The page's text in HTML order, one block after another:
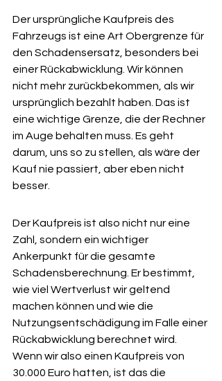
Der ursprüngliche Kaufpreis des
Fahrzeugs ist eine Art Obergrenze für
den Schadensersatz, besonders bei
einer Rückabwicklung. Wir können
nicht mehr zurückbekommen, als wir
ursprünglich bezahlt haben. Das ist
eine wichtige Grenze, die der Rechner
im Auge behalten muss. Es geht
darum, uns so zu stellen, als wäre der
Kauf nie passiert, aber eben nicht
besser.
Der Kaufpreis ist also nicht nur eine
Zahl, sondern ein wichtiger
Ankerpunkt für die gesamte
Schadensberechnung. Er bestimmt,
wie viel Wertverlust wir geltend
machen können und wie die
Nutzungsentschädigung im Falle einer
Rückabwicklung berechnet wird.
Wenn wir also einen Kaufpreis von
30.000 Euro hatten, ist das die